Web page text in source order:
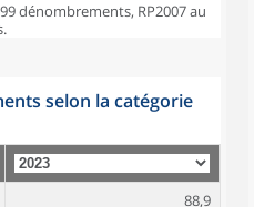
dénombrements, RP2007 au
selon la catégorie
88,9